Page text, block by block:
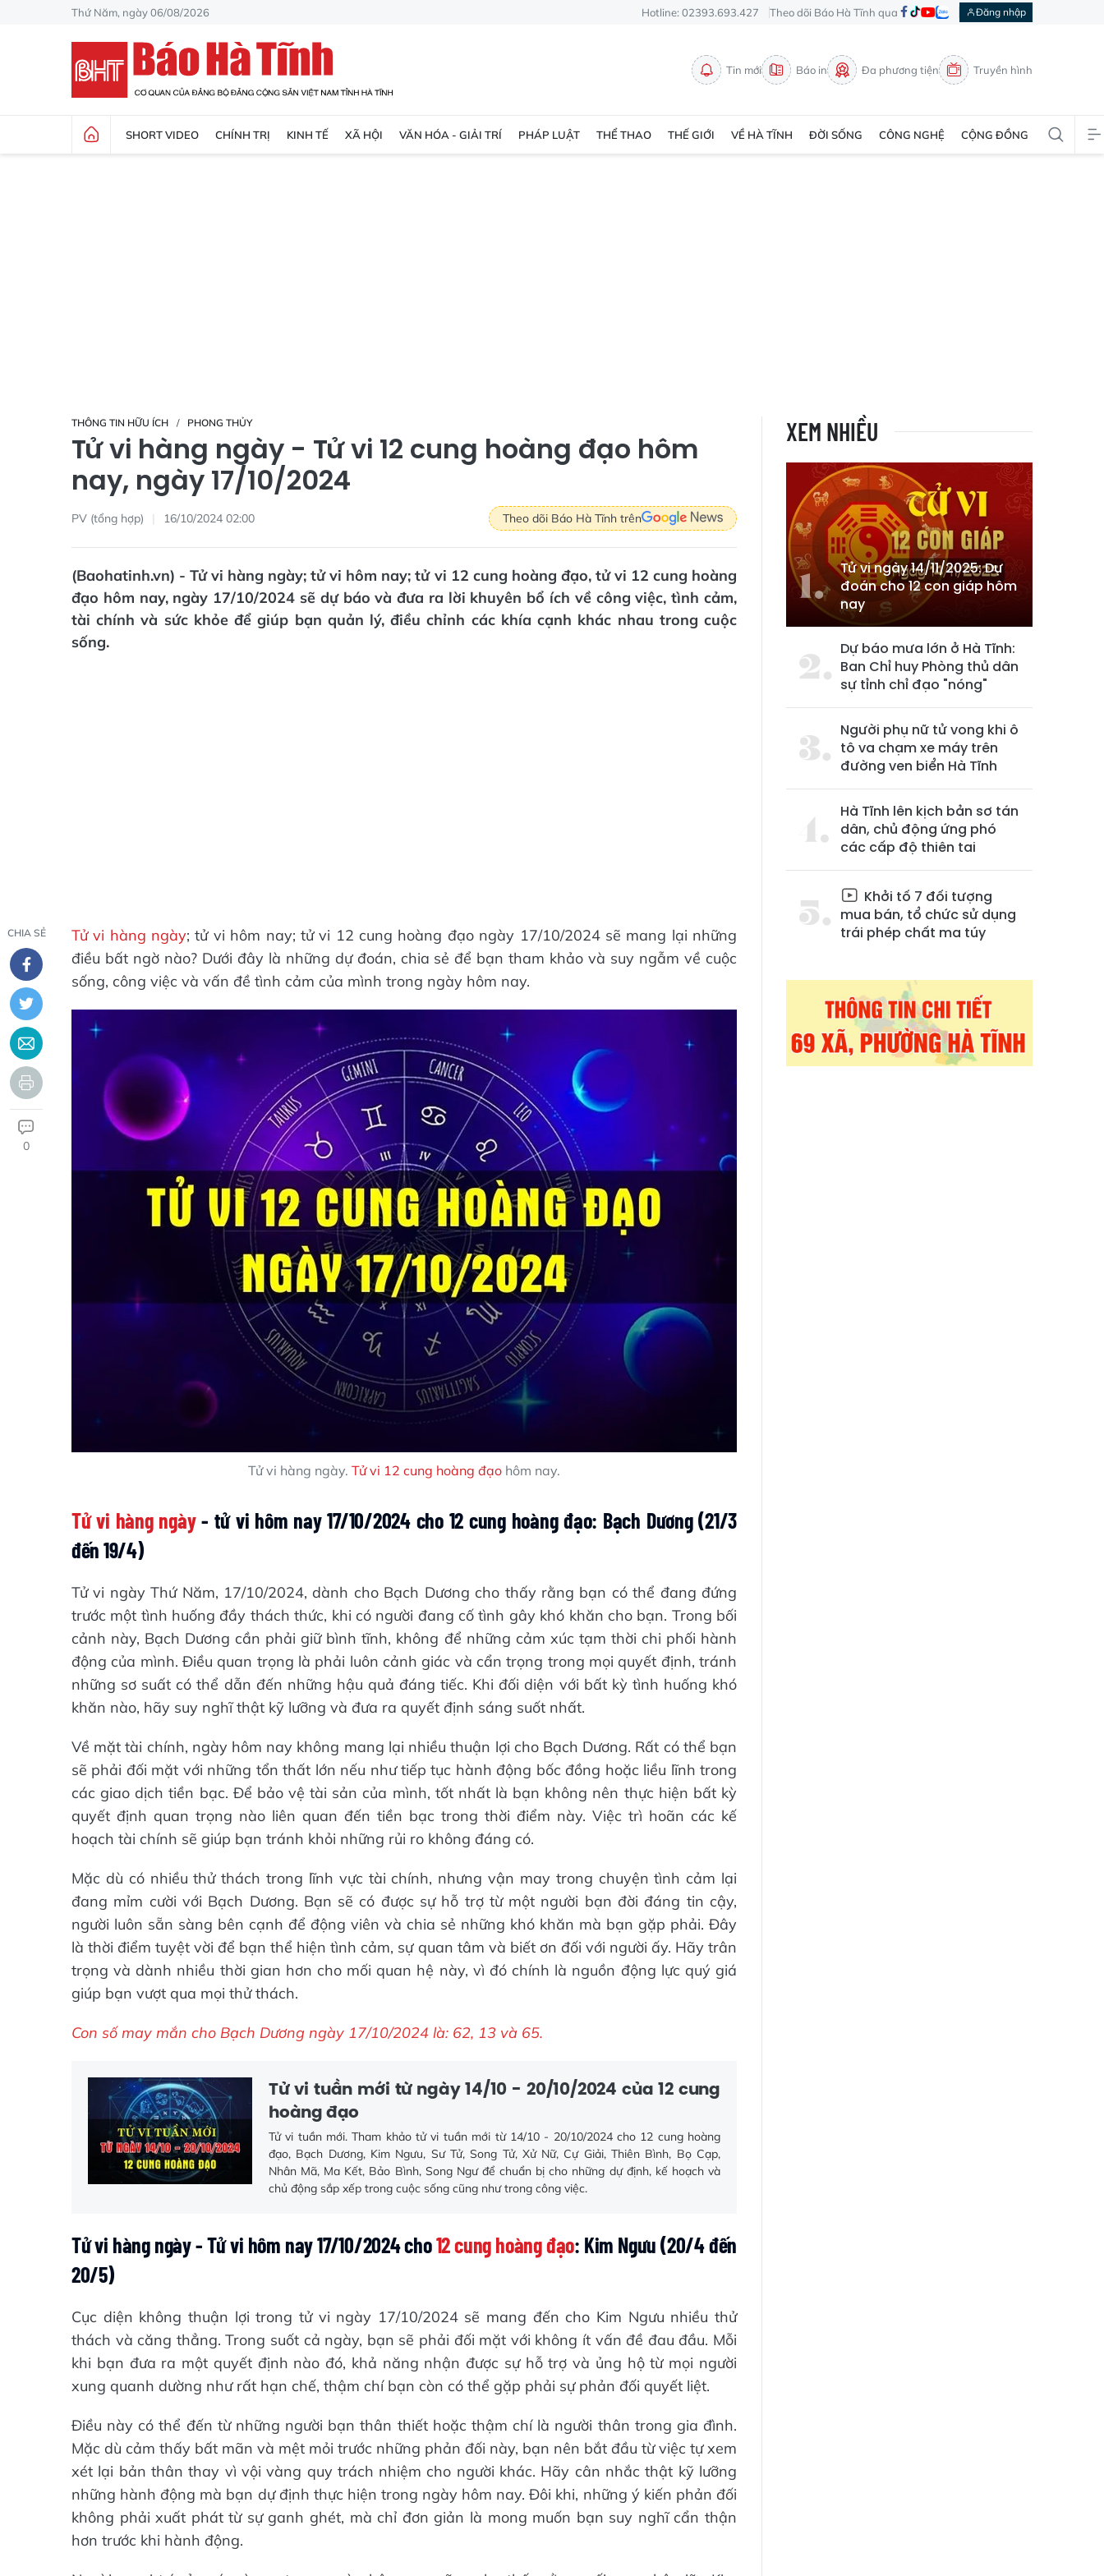
Thứ Năm, ngày 06/08/2026 Hotline: 02393.693.427 Theo dõi Báo Hà Tĩnh qua Đăng nhập
Tin mới Báo in Đa phương tiện Truyền hình
SHORT VIDEO CHÍNH TRỊ KINH TẾ XÃ HỘI VĂN HÓA - GIẢI TRÍ PHÁP LUẬT THỂ THAO THẾ GIỚI VỀ HÀ TĨNH ĐỜI SỐNG CÔNG NGHỆ CỘNG ĐỒNG
THÔNG TIN HỮU ÍCH PHONG THỦY
Tử vi hàng ngày - Tử vi 12 cung hoàng đạo hôm
nay, ngày 17/10/2024
PV (tổng hợp) 16/10/2024 02:00 Theo dõi Báo Hà Tĩnh trên
(Baohatinh.vn) - Tử vi hàng ngày; tử vi hôm nay; tử vi 12 cung hoàng đạo, tử vi 12 cung hoàng
đạo hôm nay, ngày 17/10/2024 sẽ dự báo và đưa ra lời khuyên bổ ích về công việc, tình cảm,
tài chính và sức khỏe để giúp bạn quản lý, điều chỉnh các khía cạnh khác nhau trong cuộc
sống.
CHIA SẺ
0
Tử vi hàng ngày; tử vi hôm nay; tử vi 12 cung hoàng đạo ngày 17/10/2024 sẽ mang lại những
điều bất ngờ nào? Dưới đây là những dự đoán, chia sẻ để bạn tham khảo và suy ngẫm về cuộc
sống, công việc và vấn đề tình cảm của mình trong ngày hôm nay.
Tử vi hàng ngày. Tử vi 12 cung hoàng đạo hôm nay.
Tử vi hàng ngày- tử vi hôm nay 17/10/2024 cho 12 cung hoàng đạo: Bạch Dương (21/3
đến 19/4)
Tử vi ngày Thứ Năm, 17/10/2024, dành cho Bạch Dương cho thấy rằng bạn có thể đang đứng
trước một tình huống đầy thách thức, khi có người đang cố tình gây khó khăn cho bạn. Trong bối
cảnh này, Bạch Dương cần phải giữ bình tĩnh, không để những cảm xúc tạm thời chi phối hành
động của mình. Điều quan trọng là phải luôn cảnh giác và cẩn trọng trong mọi quyết định, tránh
những sơ suất có thể dẫn đến những hậu quả đáng tiếc. Khi đối diện với bất kỳ tình huống khó
khăn nào, hãy suy nghĩ thật kỹ lưỡng và đưa ra quyết định sáng suốt nhất.
Về mặt tài chính, ngày hôm nay không mang lại nhiều thuận lợi cho Bạch Dương. Rất có thể bạn
sẽ phải đối mặt với những tổn thất lớn nếu như tiếp tục hành động bốc đồng hoặc liều lĩnh trong
các giao dịch tiền bạc. Để bảo vệ tài sản của mình, tốt nhất là bạn không nên thực hiện bất kỳ
quyết định quan trọng nào liên quan đến tiền bạc trong thời điểm này. Việc trì hoãn các kế
hoạch tài chính sẽ giúp bạn tránh khỏi những rủi ro không đáng có.
Mặc dù có nhiều thử thách trong lĩnh vực tài chính, nhưng vận may trong chuyện tình cảm lại
đang mỉm cười với Bạch Dương. Bạn sẽ có được sự hỗ trợ từ một người bạn đời đáng tin cậy,
người luôn sẵn sàng bên cạnh để động viên và chia sẻ những khó khăn mà bạn gặp phải. Đây
là thời điểm tuyệt vời để bạn thể hiện tình cảm, sự quan tâm và biết ơn đối với người ấy. Hãy trân
trọng và dành nhiều thời gian hơn cho mối quan hệ này, vì đó chính là nguồn động lực quý giá
giúp bạn vượt qua mọi thử thách.
Con số may mắn cho Bạch Dương ngày 17/10/2024 là: 62, 13 và 65.
Tử vi tuần mới từ ngày 14/10 - 20/10/2024 của 12 cung
hoàng đạo
Tử vi tuần mới. Tham khảo tử vi tuần mới từ 14/10 - 20/10/2024 cho 12 cung hoàng
đạo, Bạch Dương, Kim Ngưu, Sư Tử, Song Tử, Xử Nữ, Cự Giải, Thiên Bình, Bọ Cạp,
Nhân Mã, Ma Kết, Bảo Bình, Song Ngư để chuẩn bị cho những dự định, kế hoạch và
chủ động sắp xếp trong cuộc sống cũng như trong công việc.
Tử vi hàng ngày - Tử vi hôm nay 17/10/2024 cho12 cung hoàng đạo: Kim Ngưu (20/4 đến
20/5)
Cục diện không thuận lợi trong tử vi ngày 17/10/2024 sẽ mang đến cho Kim Ngưu nhiều thử
thách và căng thẳng. Trong suốt cả ngày, bạn sẽ phải đối mặt với không ít vấn đề đau đầu. Mỗi
khi bạn đưa ra một quyết định nào đó, khả năng nhận được sự hỗ trợ và ủng hộ từ mọi người
xung quanh dường như rất hạn chế, thậm chí bạn còn có thể gặp phải sự phản đối quyết liệt.
Điều này có thể đến từ những người bạn thân thiết hoặc thậm chí là người thân trong gia đình.
Mặc dù cảm thấy bất mãn và mệt mỏi trước những phản đối này, bạn nên bắt đầu từ việc tự xem
xét lại bản thân thay vì vội vàng quy trách nhiệm cho người khác. Hãy cân nhắc thật kỹ lưỡng
những hành động mà bạn dự định thực hiện trong ngày hôm nay. Đôi khi, những ý kiến phản đối
không phải xuất phát từ sự ganh ghét, mà chỉ đơn giản là mong muốn bạn suy nghĩ cẩn thận
hơn trước khi hành động.
XEM NHIỀU
Tử vi ngày 14/11/2025: Dự
đoán cho 12 con giáp hôm
nay
Dự báo mưa lớn ở Hà Tĩnh:
Ban Chỉ huy Phòng thủ dân
sự tỉnh chỉ đạo "nóng"
Người phụ nữ tử vong khi ô
tô va chạm xe máy trên
đường ven biển Hà Tĩnh
Hà Tĩnh lên kịch bản sơ tán
dân, chủ động ứng phó
các cấp độ thiên tai
Khởi tố 7 đối tượng
mua bán, tổ chức sử dụng
trái phép chất ma túy